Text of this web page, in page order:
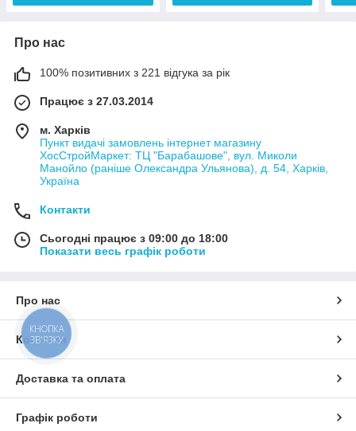
Про нас
100% позитивних з 221 відгука за рік
Працює з 27.03.2014
м. Харків
Пункт видачі замовлень інтернет магазину
ХосСтройМаркет: ТЦ "Барабашове", вул. Миколи
Манойло (раніше Олександра Ульянова), д. 54, Харків,
Україна
Контакти
Сьогодні працює з 09:00 до 18:00
Показати весь графік роботи
Про нас
Контакти
Доставка та оплата
Графік роботи
КНОПКА
ЗВ'ЯЗКУ